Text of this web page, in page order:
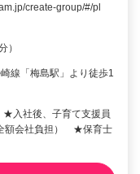
create-group/#/pl
）
線「梅島駅」より徒歩1
入社後、子育て支援員
額会社負担） ★保育士